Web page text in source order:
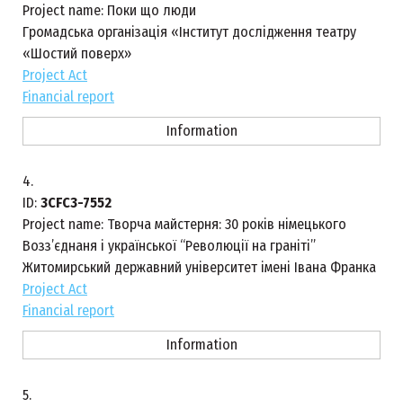
Project name: Поки що люди
Громадська організація «Інститут дослідження театру
«Шостий поверх»
Project Act
Financial report
Information
4.
ID: 3CFC3-7552
Project name: Творча майстерня: 30 років німецького
Возз’єднаня і української “Революції на граніті”
Житомирський державний університет імені Івана Франка
Project Act
Financial report
Information
5.